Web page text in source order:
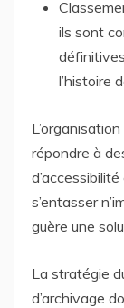
ils sont
l’histoire
répondre à
s’entasser
guère une
La stratégie
d’archivage